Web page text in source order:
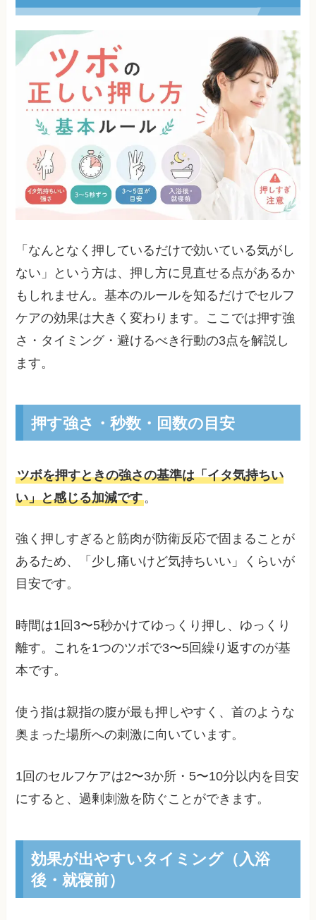
「なんとなく押しているだけで効いている気がし
ない」という方は、押し方に見直せる点があるか
もしれません。基本のルールを知るだけでセルフ
ケアの効果は大きく変わります。ここでは押す強
さ・タイミング・避けるべき行動の3点を解説し
ます。
押す強さ・秒数・回数の目安
ツボを押すときの強さの基準は「イタ気持ちい
い」と感じる加減です。
強く押しすぎると筋肉が防衛反応で固まることが
あるため、「少し痛いけど気持ちいい」くらいが
目安です。
時間は1回3〜5秒かけてゆっくり押し、ゆっくり
離す。これを1つのツボで3〜5回繰り返すのが基
本です。
使う指は親指の腹が最も押しやすく、首のような
奥まった場所への刺激に向いています。
1回のセルフケアは2〜3か所・5〜10分以内を目安
にすると、過剰刺激を防ぐことができます。
効果が出やすいタイミング（入浴
後・就寝前）